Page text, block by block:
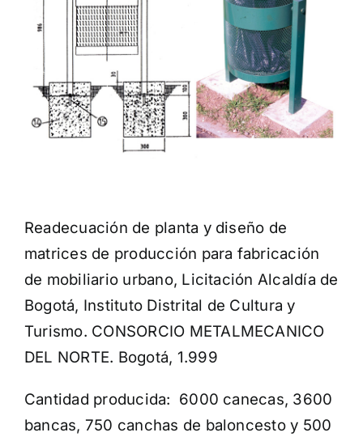
Readecuación de planta y diseño de
matrices de producción para fabricación
de mobiliario urbano, Licitación Alcaldía de
Bogotá, Instituto Distrital de Cultura y
Turismo. CONSORCIO METALMECANICO
DEL NORTE. Bogotá, 1.999
Cantidad producida: 6000 canecas, 3600
bancas, 750 canchas de baloncesto y 500